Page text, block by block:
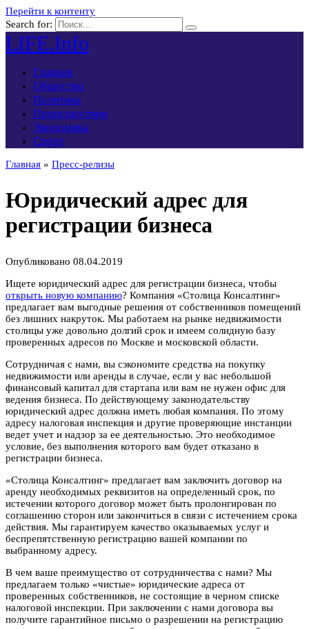
Перейти к контенту
Search for:
LIFE.Info
Главная
Общество
Политика
Происшествия
Экономика
Спорт
Главная » Пресс-релизы
Юридический адрес для
регистрации бизнеса
Опубликовано 08.04.2019
Ищете юридический адрес для регистрации бизнеса, чтобы
открыть новую компанию? Компания «Столица Консалтинг»
предлагает вам выгодные решения от собственников помещений
без лишних накруток. Мы работаем на рынке недвижимости
столицы уже довольно долгий срок и имеем солидную базу
проверенных адресов по Москве и московской области.
Сотрудничая с нами, вы сэкономите средства на покупку
недвижимости или аренды в случае, если у вас небольшой
финансовый капитал для стартапа или вам не нужен офис для
ведения бизнеса. По действующему законодательству
юридический адрес должна иметь любая компания. По этому
адресу налоговая инспекция и другие проверяющие инстанции
ведет учет и надзор за ее деятельностью. Это необходимое
условие, без выполнения которого вам будет отказано в
регистрации бизнеса.
«Столица Консалтинг» предлагает вам заключить договор на
аренду необходимых реквизитов на определенный срок, по
истечении которого договор может быть пролонгирован по
соглашению сторон или закончиться в связи с истечением срока
действия. Мы гарантируем качество оказываемых услуг и
беспрепятственную регистрацию вашей компании по
выбранному адресу.
В чем ваше преимущество от сотрудничества с нами? Мы
предлагаем только «чистые» юридические адреса от
проверенных собственников, не состоящие в черном списке
налоговой инспекции. При заключении с нами договора вы
получите гарантийное письмо о разрешении на регистрацию